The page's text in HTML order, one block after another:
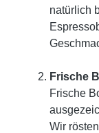
natürlich
Frische
Frische
Wir